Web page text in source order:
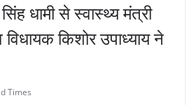
धामी से स्वास्थ्य मंत्री
किशोर उपाध्याय ने
Times